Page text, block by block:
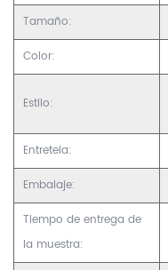
Tamaño:
Color:
Estilo:
Entretela:
Embalaje:
Tiempo de entrega de
la muestra: